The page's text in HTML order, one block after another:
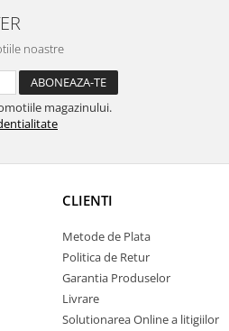
noastre
magazinului.
CLIENTI
Metode de Plata
Politica de Retur
Garantia Produselor
Livrare
Solutionarea Online a litigiilor